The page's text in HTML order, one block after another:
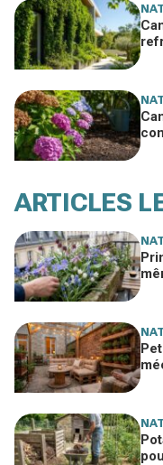
ARTICLES